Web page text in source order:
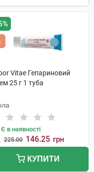
Vitae Гепариновий
25 г 1 туба
Є в наявності
225.00 146.25 грн
КУПИТИ